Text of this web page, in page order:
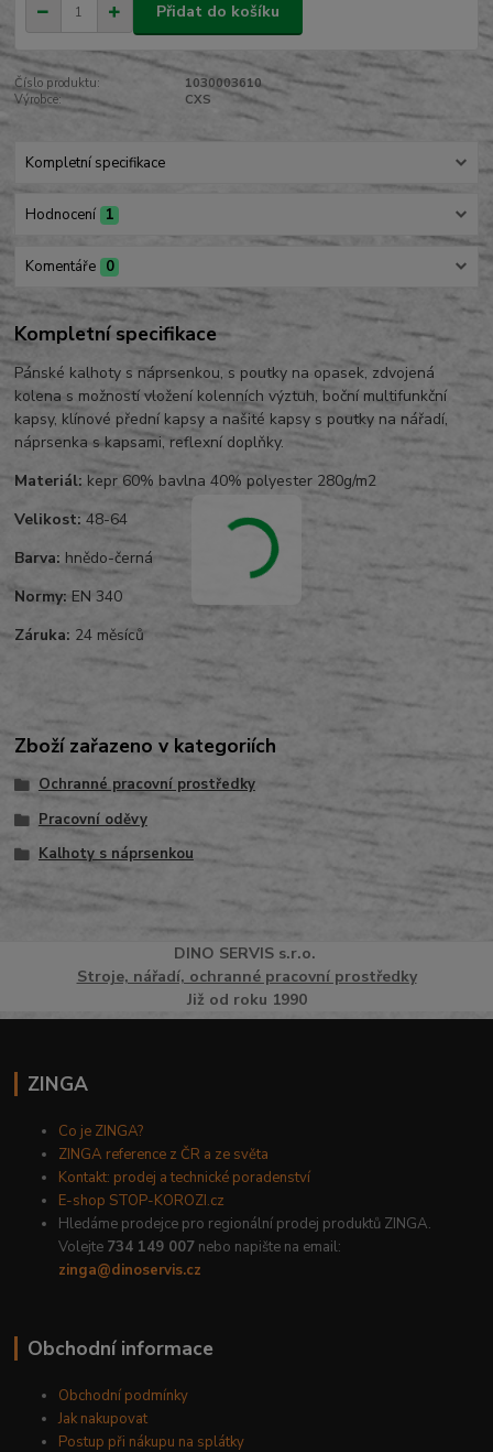
Přidat do košíku
Číslo produktu:
1030003610
Výrobce:
CXS
Kompletní specifikace
Hodnocení 1
Komentáře 0
Kompletní specifikace
Pánské kalhoty s náprsenkou, s poutky na opasek, zdvojená
kolena s možností vložení kolenních výztuh, boční multifunkční
kapsy, klínové přední kapsy a našité kapsy s poutky na nářadí,
náprsenka s kapsami, reflexní doplňky.
Materiál: kepr 60% bavlna 40% polyester 280g/m2
Velikost: 48-64
Barva: hnědo-černá
Normy: EN 340
Záruka: 24 měsíců
Zboží zařazeno v kategoriích
Ochranné pracovní prostředky
Pracovní oděvy
Kalhoty s náprsenkou
DINO SERVISs.r.o.
Stroje, nářadí, ochranné pracovní prostředky
Již od roku 1990
ZINGA
Co je ZINGA?
ZINGA reference z ČR a ze světa
Kontakt: prodej a technické poradenství
E-shop STOP-KOROZI.cz
Hledáme prodejce pro regionální prodej produktů ZINGA.
Volejte 734 149 007 nebo napište na email:
zinga@dinoservis.cz
Obchodní informace
Obchodní podmínky
Jak nakupovat
Postup při nákupu na splátky